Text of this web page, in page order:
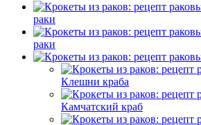
раки
раки
Клешни краба
Камчатский краб